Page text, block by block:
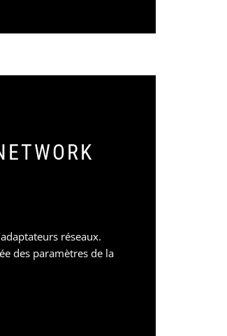
réseaux.
des paramètres de la